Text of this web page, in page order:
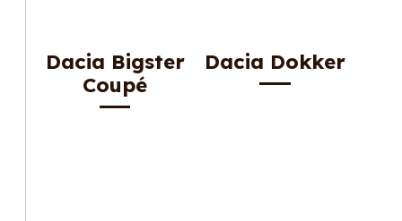
Dacia Bigster
Coupé
Dacia Dokker